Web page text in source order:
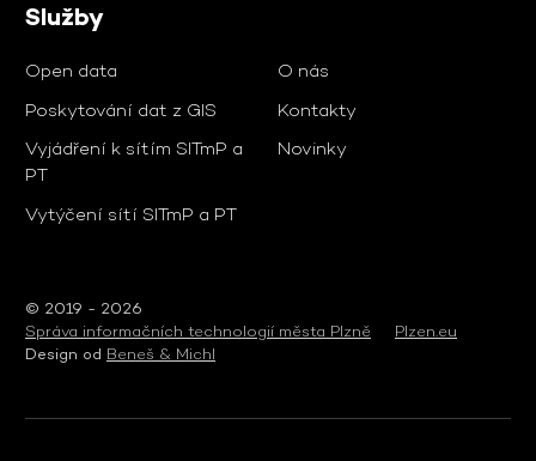
Služby
Open data
Poskytování dat z GIS
Vyjádření k sítím SITmP a
PT
Vytýčení sítí SITmP a PT
O nás
Kontakty
Novinky
© 2019 - 2026
Správa informačních technologií města Plzně
Plzen.eu
Design od Beneš & Michl